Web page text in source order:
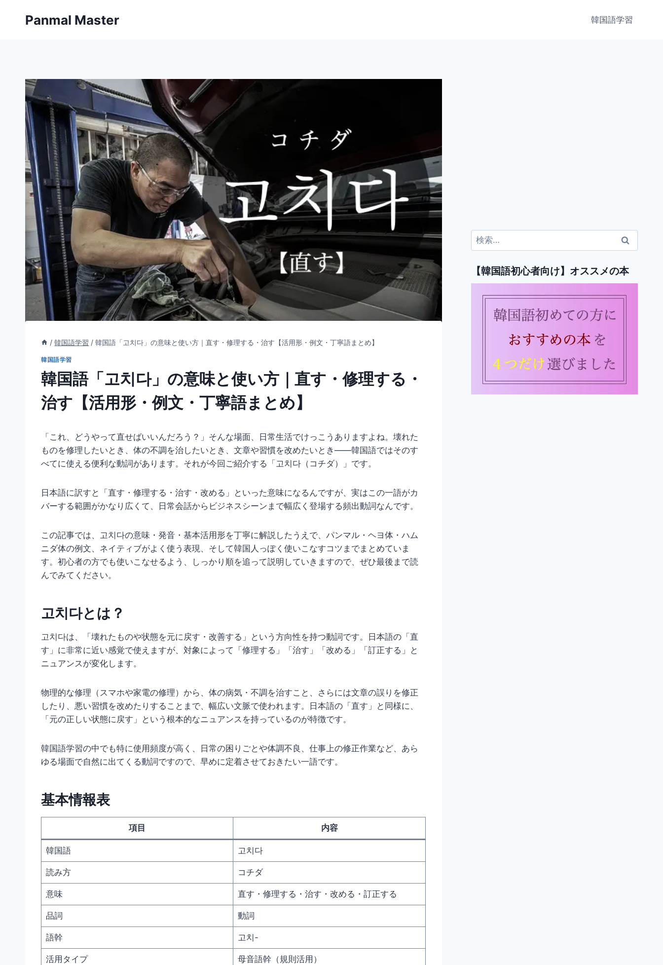
Panmal Master 韓国語学習
/ 韓国語学習 / 韓国語「고치다」の意味と使い方｜直す・修理する・治す【活用形・例文・丁寧語まとめ】
韓国語学習
韓国語「고치다」の意味と使い方｜直す・修理する・
治す【活用形・例文・丁寧語まとめ】
「これ、どうやって直せばいいんだろう？」そんな場面、日常生活でけっこうありますよね。壊れた
ものを修理したいとき、体の不調を治したいとき、文章や習慣を改めたいとき——韓国語ではそのす
べてに使える便利な動詞があります。それが今回ご紹介する「고치다（コチダ）」です。
日本語に訳すと「直す・修理する・治す・改める」といった意味になるんですが、実はこの一語がカ
バーする範囲がかなり広くて、日常会話からビジネスシーンまで幅広く登場する頻出動詞なんです。
この記事では、고치다の意味・発音・基本活用形を丁寧に解説したうえで、パンマル・ヘヨ体・ハム
ニダ体の例文、ネイティブがよく使う表現、そして韓国人っぽく使いこなすコツまでまとめていま
す。初心者の方でも使いこなせるよう、しっかり順を追って説明していきますので、ぜひ最後まで読
んでみてください。
고치다とは？
고치다は、「壊れたものや状態を元に戻す・改善する」という方向性を持つ動詞です。日本語の「直
す」に非常に近い感覚で使えますが、対象によって「修理する」「治す」「改める」「訂正する」と
ニュアンスが変化します。
物理的な修理（スマホや家電の修理）から、体の病気・不調を治すこと、さらには文章の誤りを修正
したり、悪い習慣を改めたりすることまで、幅広い文脈で使われます。日本語の「直す」と同様に、
「元の正しい状態に戻す」という根本的なニュアンスを持っているのが特徴です。
韓国語学習の中でも特に使用頻度が高く、日常の困りごとや体調不良、仕事上の修正作業など、あら
ゆる場面で自然に出てくる動詞ですので、早めに定着させておきたい一語です。
基本情報表
項目 内容
韓国語 고치다
読み方 コチダ
意味 直す・修理する・治す・改める・訂正する
品詞 動詞
語幹 고치-
活用タイプ 母音語幹（規則活用）
検
索:
【韓国語初心者向け】オススメの本